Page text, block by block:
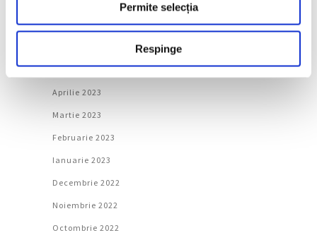
Permite selecția
Respinge
Iulie 2023
Mai 2023
Aprilie 2023
Martie 2023
Februarie 2023
Ianuarie 2023
Decembrie 2022
Noiembrie 2022
Octombrie 2022